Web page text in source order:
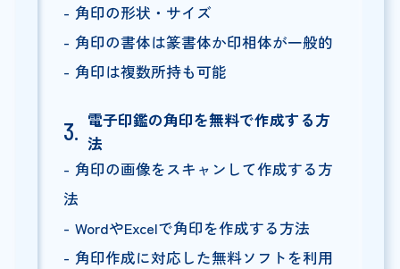
角印の形状・サイズ
角印の書体は篆書体か印相体が一般的
角印は複数所持も可能
電子印鑑の角印を無料で作成する方
法
角印の画像をスキャンして作成する方
法
WordやExcelで角印を作成する方法
角印作成に対応した無料ソフトを利用